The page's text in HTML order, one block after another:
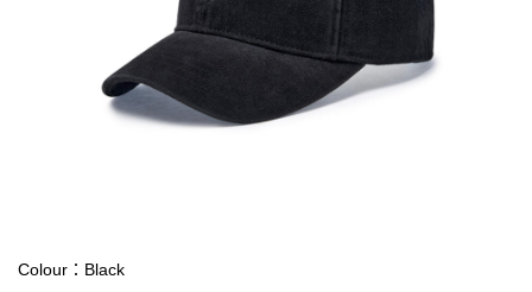
Colour：Black